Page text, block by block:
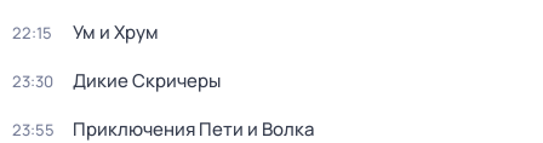
22:15 Ум и Хрум
23:30 Дикие Скричеры
23:55 Приключения Пети и Волка